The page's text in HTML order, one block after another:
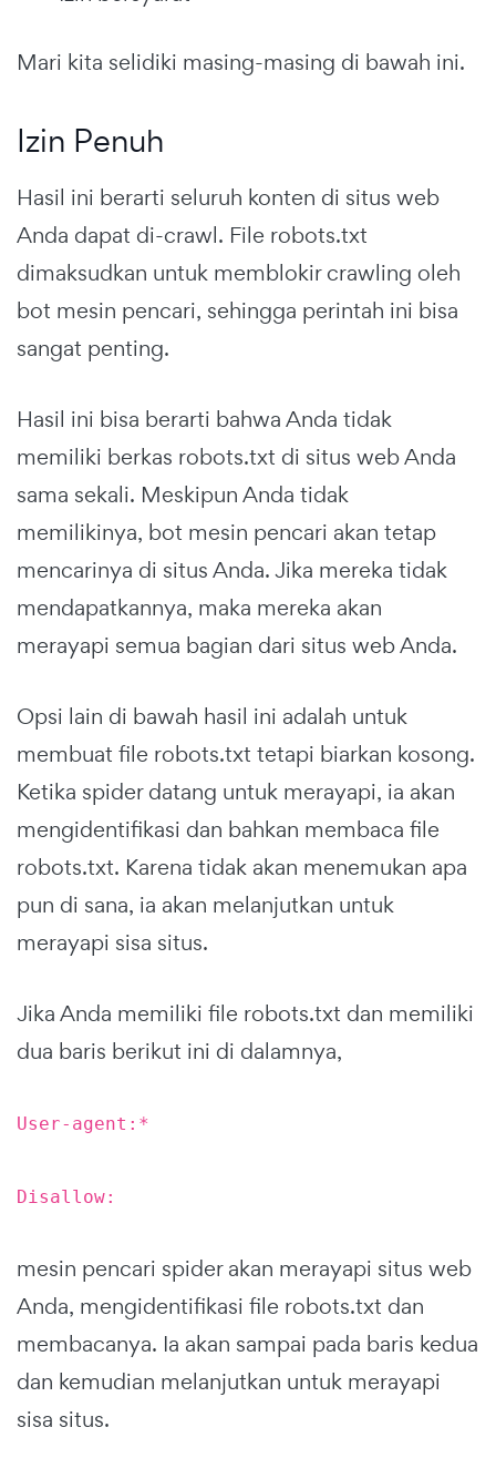
Mari kita selidiki masing-masing di bawah ini.
Izin Penuh
Hasil ini berarti seluruh konten di situs web
Anda dapat di-crawl. File robots.txt
dimaksudkan untuk memblokir crawling oleh
bot mesin pencari, sehingga perintah ini bisa
sangat penting.
Hasil ini bisa berarti bahwa Anda tidak
memiliki berkas robots.txt di situs web Anda
sama sekali. Meskipun Anda tidak
memilikinya, bot mesin pencari akan tetap
mencarinya di situs Anda. Jika mereka tidak
mendapatkannya, maka mereka akan
merayapi semua bagian dari situs web Anda.
Opsi lain di bawah hasil ini adalah untuk
membuat file robots.txt tetapi biarkan kosong.
Ketika spider datang untuk merayapi, ia akan
mengidentifikasi dan bahkan membaca file
robots.txt. Karena tidak akan menemukan apa
pun di sana, ia akan melanjutkan untuk
merayapi sisa situs.
Jika Anda memiliki file robots.txt dan memiliki
dua baris berikut ini di dalamnya,
User-agent:*
Disallow:
mesin pencari spider akan merayapi situs web
Anda, mengidentifikasi file robots.txt dan
membacanya. Ia akan sampai pada baris kedua
dan kemudian melanjutkan untuk merayapi
sisa situs.